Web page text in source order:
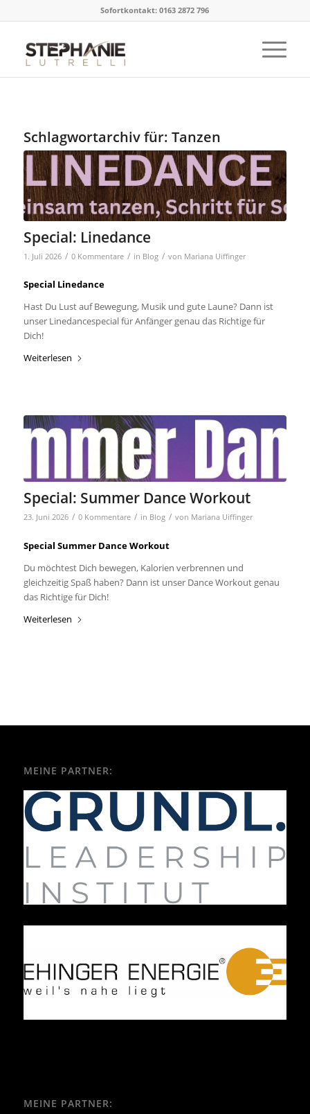
Sofortkontakt: 0163 2872 796
Schlagwortarchiv für: Tanzen
Special: Linedance
1. Juli 2026 / 0 Kommentare / in Blog / von Mariana Uiffinger
Special Linedance
Hast Du Lust auf Bewegung, Musik und gute Laune? Dann ist
unser Linedancespecial für Anfänger genau das Richtige für
Dich!
Weiterlesen
Special: Summer Dance Workout
23. Juni 2026 / 0 Kommentare / in Blog / von Mariana Uiffinger
Special Summer Dance Workout
Du möchtest Dich bewegen, Kalorien verbrennen und
gleichzeitig Spaß haben? Dann ist unser Dance Workout genau
das Richtige für Dich!
Weiterlesen
MEINE PARTNER:
MEINE PARTNER: